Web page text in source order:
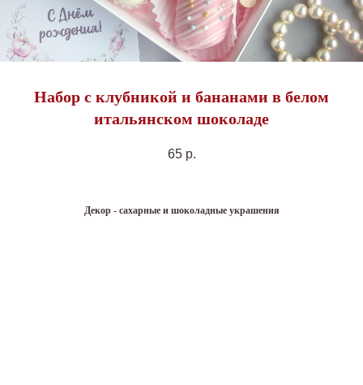
Набор с клубникой и бананами в белом
итальянском шоколаде
65 р.
Декор - сахарные и шоколадные украшения